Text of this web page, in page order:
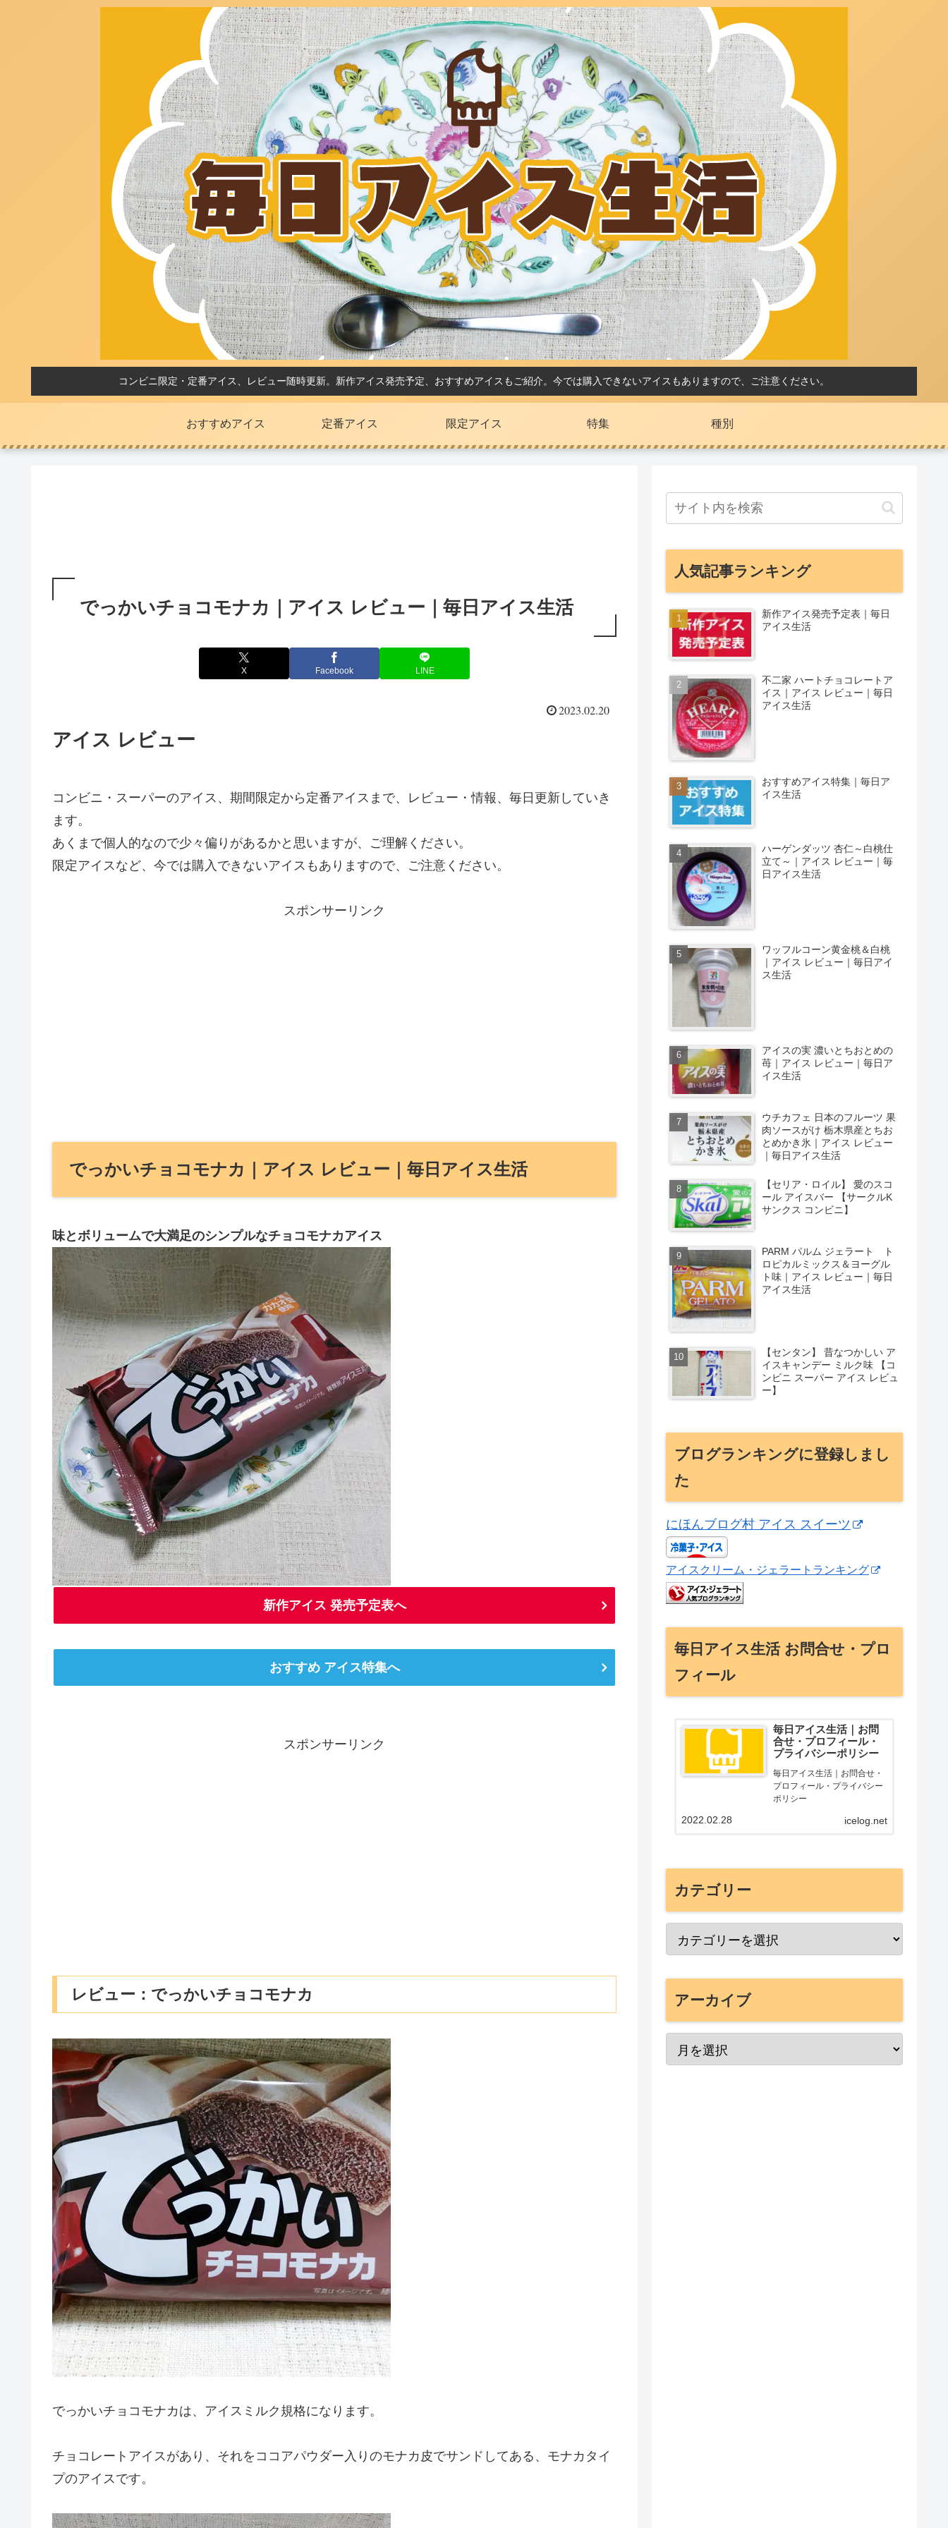
コンビニ限定・定番アイス、レビュー随時更新。新作アイス発売予定、おすすめアイスもご紹介。今では購入できないアイスもありますので、ご注意ください。
おすすめアイス 定番アイス 限定アイス 特集 種別
でっかいチョコモナカ｜アイス レビュー｜毎日アイス生活
X Facebook LINE
2023.02.20
アイス レビュー
コンビニ・スーパーのアイス、期間限定から定番アイスまで、レビュー・情報、毎日更新していき
ます。
あくまで個人的なので少々偏りがあるかと思いますが、ご理解ください。
限定アイスなど、今では購入できないアイスもありますので、ご注意ください。
スポンサーリンク
でっかいチョコモナカ｜アイス レビュー｜毎日アイス生活
味とボリュームで大満足のシンプルなチョコモナカアイス
新作アイス 発売予定表へ
おすすめ アイス特集へ
スポンサーリンク
レビュー：でっかいチョコモナカ
でっかいチョコモナカは、アイスミルク規格になります。
チョコレートアイスがあり、それをココアパウダー入りのモナカ皮でサンドしてある、モナカタイ
プのアイスです。
人気記事ランキング
新作アイス発売予定表｜毎日
アイス生活
不二家 ハートチョコレートア
イス｜アイス レビュー｜毎日
アイス生活
おすすめアイス特集｜毎日ア
イス生活
ハーゲンダッツ 杏仁～白桃仕
立て～｜アイス レビュー｜毎
日アイス生活
ワッフルコーン黄金桃＆白桃
｜アイス レビュー｜毎日アイ
ス生活
アイスの実 濃いとちおとめの
苺｜アイス レビュー｜毎日ア
イス生活
ウチカフェ 日本のフルーツ 果
肉ソースがけ 栃木県産とちお
とめかき氷｜アイス レビュー
｜毎日アイス生活
【セリア・ロイル】 愛のスコ
ール アイスバー 【サークルK
サンクス コンビニ】
PARM パルム ジェラート ト
ロピカルミックス＆ヨーグル
ト味｜アイス レビュー｜毎日
アイス生活
【センタン】 昔なつかしい ア
イスキャンデー ミルク味 【コ
ンビニ スーパー アイス レビュ
ー】
ブログランキングに登録しまし
た
にほんブログ村 アイス スイーツ
アイスクリーム・ジェラートランキング
毎日アイス生活 お問合せ・プロ
フィール
毎日アイス生活｜お問
合せ・プロフィール・
プライバシーポリシー
毎日アイス生活｜お問合せ・
プロフィール・プライバシー
ポリシー
icelog.net
2022.02.28
カテゴリー
アーカイブ